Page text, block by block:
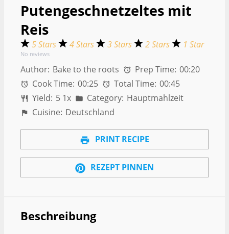
Putengeschnetzeltes mit
Reis
5 Stars 4 Stars 3 Stars 2 Stars 1 Star
No reviews
Author: Bake to the roots Prep Time: 00:20
Cook Time: 00:25 Total Time: 00:45
Yield: 5 1x Category: Hauptmahlzeit
Cuisine: Deutschland
PRINT RECIPE
REZEPT PINNEN
Beschreibung